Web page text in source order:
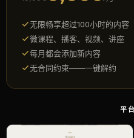
无限畅享超过100小时的内容
微课程、播客、视频、讲座
每月都会添加新内容
无合同约束——一键解约
平